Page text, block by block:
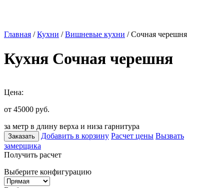
Главная /Кухни /Вишневые кухни / Сочная черешня
Кухня Сочная черешня
Цена:
от 45000 руб.
за метр в длину верха и низа гарнитура
Заказать Добавить в корзину Расчет цены Вызвать
замерщика
Получить расчет
Выберите конфигурацию